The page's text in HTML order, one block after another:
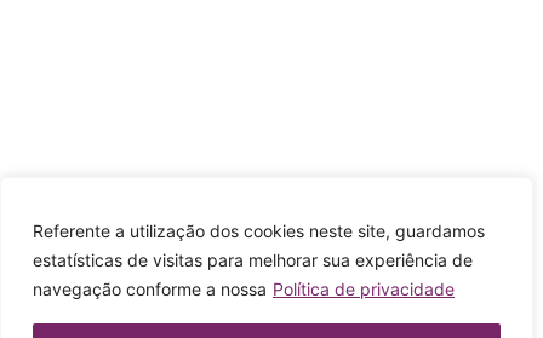
Referente a utilização dos cookies neste site, guardamos
estatísticas de visitas para melhorar sua experiência de
navegação conforme a nossa Política de privacidade